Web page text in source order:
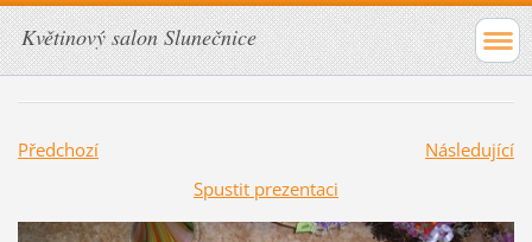
Květinový salon Slunečnice
Předchozí
Následující
Spustit prezentaci